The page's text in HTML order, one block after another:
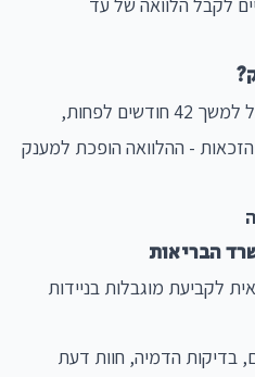
אם הרכב נשאר בבעלות המוגבל למשך 42 חודשים לפחות,
- ההלוואה הופכת למענק
לקביעת מוגבלות בניידות
בדיקות הדמיה, חוות דעת